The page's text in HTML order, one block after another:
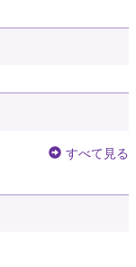
すべて見る